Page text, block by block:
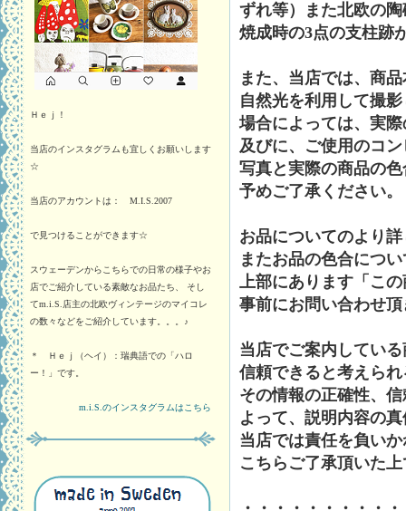
Ｈｅｊ！
当店のインスタグラムも宜しくお願いします
☆
当店のアカウントは： M.I.S.2007
で見つけることができます☆
スウェーデンからこちらでの日常の様子やお
店でご紹介している素敵なお品たち、 そし
てm.i.S.店主の北欧ヴィンテージのマイコレ
の数々などをご紹介しています。。。♪
＊ Ｈｅｊ（ヘイ）：瑞典語での「ハロ
ー！」です。
m.i.S.のインスタグラムはこちら
ずれ等）また北欧の
焼成時の3点の支柱跡
また、当店では、商
自然光を利用して撮
場合によっては、実
及びに、ご使用のコ
写真と実際の商品の
予めご了承ください。
お品についてのより
またお品の色合につ
上部にあります「こ
事前にお問い合わせ
当店でご案内してい
信頼できると考えら
その情報の正確性、
よって、説明内容の
当店では責任を負い
こちらご了承頂いた